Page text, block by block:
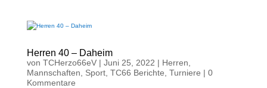
Herren 40 – Daheim
von TCHerzo66eV| Juni 25, 2022 | Herren
Mannschaften
Sport, TC66 Berichte Turniere | 0
Kommentare